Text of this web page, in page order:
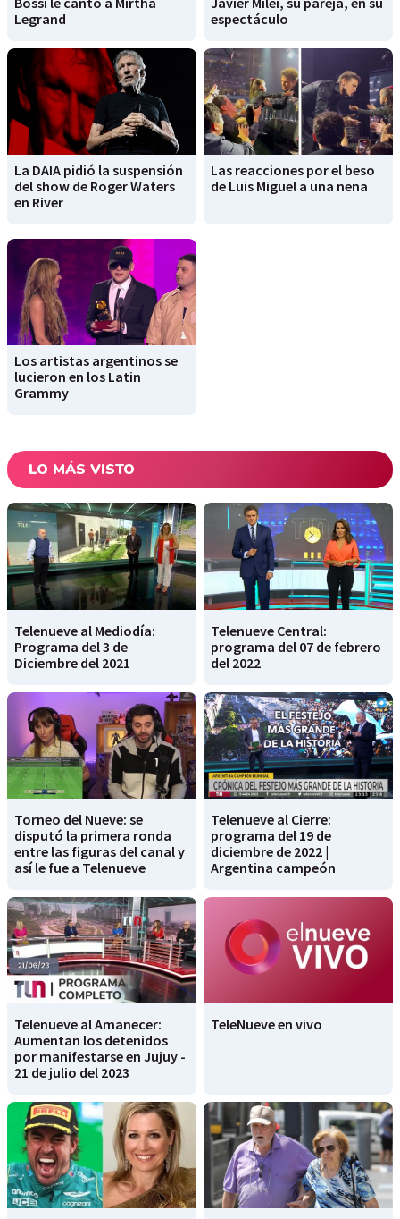
Legrand
espectáculo
La DAIA pidió la suspensión
del show de Roger Waters
en River
Las reacciones por el beso
de Luis Miguel a una nena
Los artistas argentinos se
lucieron en los Latin
Grammy
LO MÁS VISTO
Telenueve al Mediodía:
Programa del 3 de
Diciembre del 2021
Telenueve Central:
programa del 07 de febrero
del 2022
Torneo del Nueve: se
disputó la primera ronda
entre las figuras del canal y
así le fue a Telenueve
Telenueve al Cierre:
programa del 19 de
diciembre de 2022 |
Argentina campeón
Telenueve al Amanecer:
Aumentan los detenidos
por manifestarse en Jujuy -
21 de julio del 2023
TeleNueve en vivo